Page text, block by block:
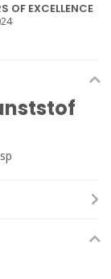
OF EXCELLENCE